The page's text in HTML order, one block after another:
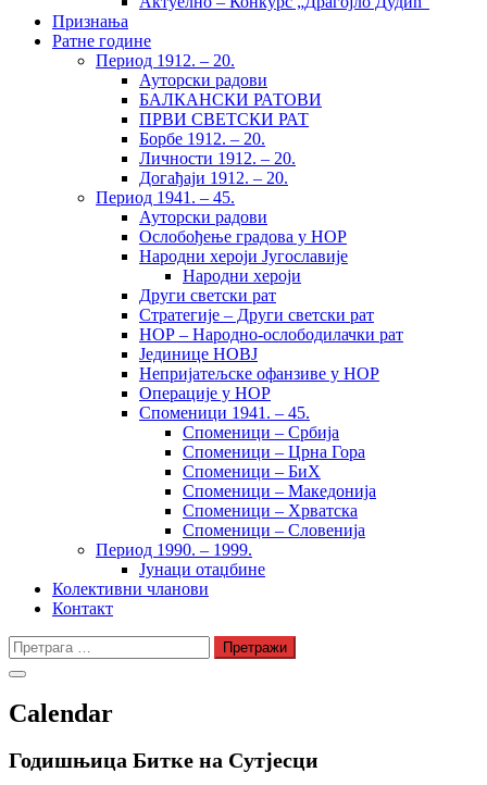
Признања
Ратне године
Период 1912. – 20.
Ауторски радови
БАЛКАНСКИ РАТОВИ
ПРВИ СВЕТСКИ РАТ
Борбе 1912. – 20.
Личности 1912. – 20.
Догађаји 1912. – 20.
Период 1941. – 45.
Ауторски радови
Ослобођење градова у НОР
Народни хероји Југославије
Народни хероји
Други светски рат
Стратегије – Други светски рат
НОР – Народно-ослободилачки рат
Јединице НОВЈ
Непријатељске офанзиве у НОР
Операције у НОР
Споменици 1941. – 45.
Споменици – Србија
Споменици – Црна Гора
Споменици – БиХ
Споменици – Македонија
Споменици – Хрватска
Споменици – Словенија
Период 1990. – 1999.
Јунаци отаџбине
Колективни чланови
Контакт
Претрага
за:
Calendar
Годишњица Битке на Сутјесци